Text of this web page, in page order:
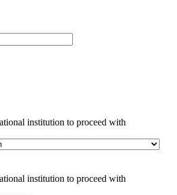
institution to proceed with
institution to proceed with